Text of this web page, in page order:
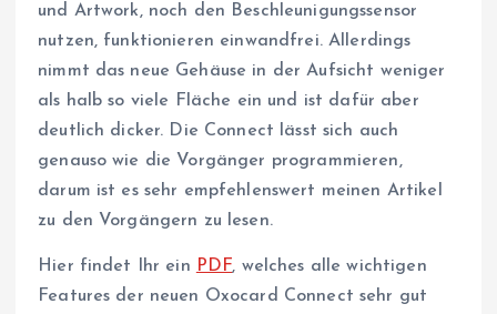
und Artwork, noch den Beschleunigungssensor
nutzen, funktionieren einwandfrei. Allerdings
nimmt das neue Gehäuse in der Aufsicht weniger
als halb so viele Fläche ein und ist dafür aber
deutlich dicker. Die Connect lässt sich auch
genauso wie die Vorgänger programmieren,
darum ist es sehr empfehlenswert meinen Artikel
zu den Vorgängern zu lesen.
Hier findet Ihr ein PDF, welches alle wichtigen
Features der neuen Oxocard Connect sehr gut